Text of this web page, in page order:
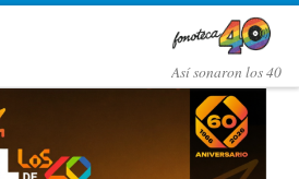
Así­ sonaron los 40